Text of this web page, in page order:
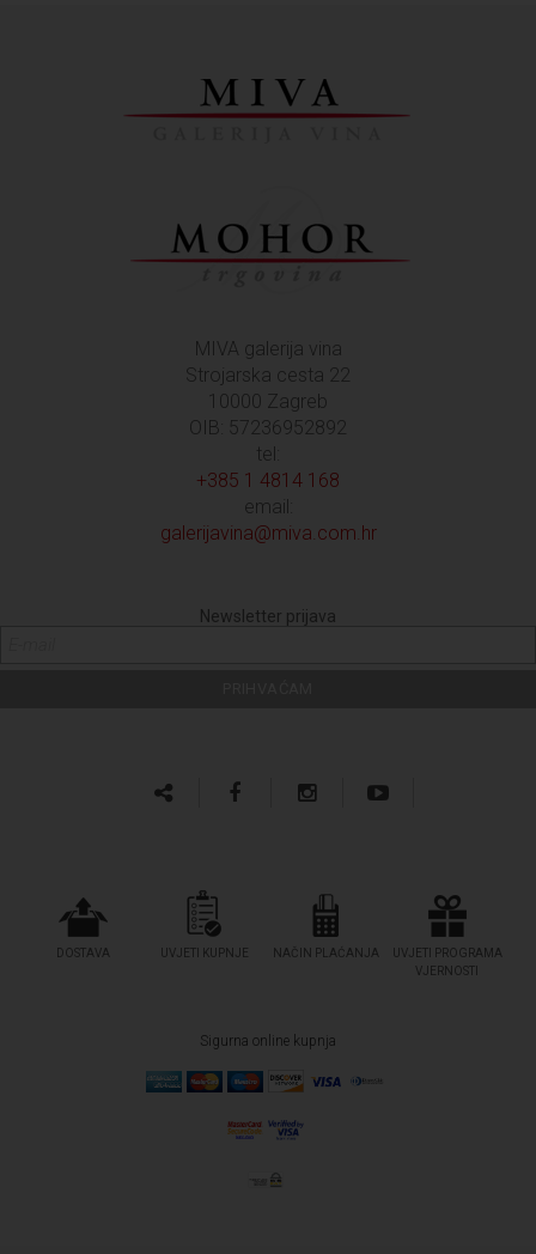
MIVA galerija vina
Strojarska cesta 22
10000 Zagreb
OIB: 57236952892
tel:
+385 1 4814 168
email:
galerijavina@miva.com.hr
Newsletter prijava
DOSTAVA UVJETI KUPNJE NAČIN PLAĆANJA
UVJETI PROGRAMA
VJERNOSTI
Sigurna online kupnja